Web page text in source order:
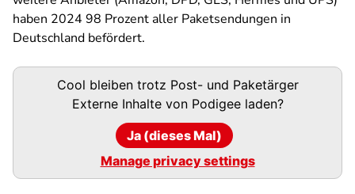
haben 2024 98 Prozent aller Paketsendungen in
Deutschland befördert.
Podigee-Cool bleiben trotz Post- und Paketärger
Externe Inhalte von Podigeeladen?
Ja (dieses Mal)
Manage privacy settings